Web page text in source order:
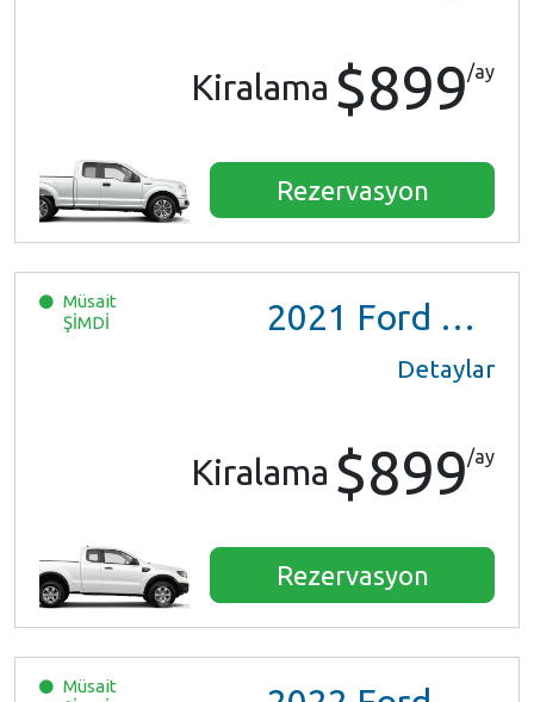
Kiralama $899/ay
Rezervasyon
Müsait
ŞİMDİ
2021 Ford Ranger XL Ext Cab
Detaylar
Kiralama $899/ay
Rezervasyon
Müsait